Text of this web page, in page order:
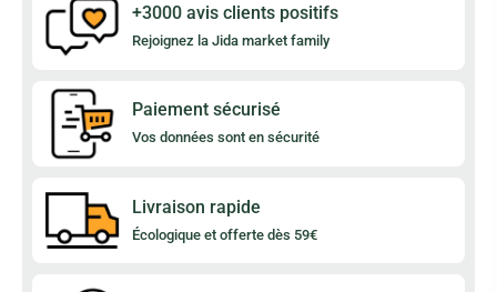
+3000 avis clients positifs
Rejoignez la Jida market family
Paiement sécurisé
Vos données sont en sécurité
Livraison rapide
Écologique et offerte dès 59€